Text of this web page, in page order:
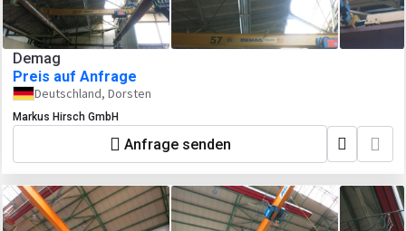
Demag
Preis auf Anfrage
Deutschland, Dorsten
Markus Hirsch GmbH
Anfrage senden